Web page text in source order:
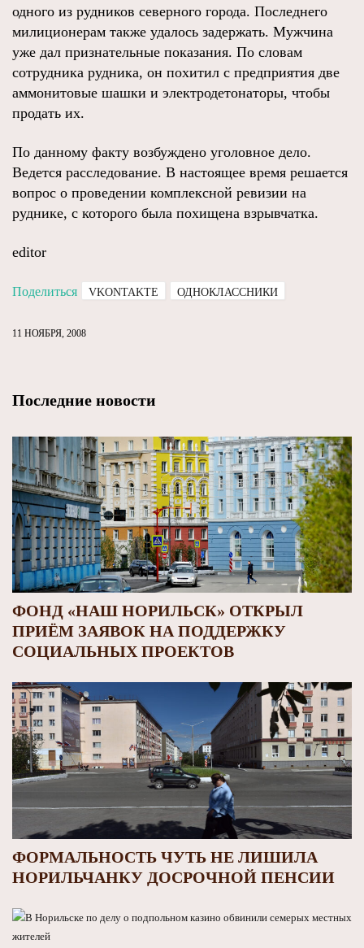
одного из рудников северного города. Последнего
милиционерам также удалось задержать. Мужчина
уже дал признательные показания. По словам
сотрудника рудника, он похитил с предприятия две
аммонитовые шашки и электродетонаторы, чтобы
продать их.
По данному факту возбуждено уголовное дело.
Ведется расследование. В настоящее время решается
вопрос о проведении комплексной ревизии на
руднике, с которого была похищена взрывчатка.
editor
Поделиться VKONTAKTE ОДНОКЛАССНИКИ
11 НОЯБРЯ, 2008
Последние новости
ФОНД «НАШ НОРИЛЬСК» ОТКРЫЛ
ПРИЁМ ЗАЯВОК НА ПОДДЕРЖКУ
СОЦИАЛЬНЫХ ПРОЕКТОВ
ФОРМАЛЬНОСТЬ ЧУТЬ НЕ ЛИШИЛА
НОРИЛЬЧАНКУ ДОСРОЧНОЙ ПЕНСИИ